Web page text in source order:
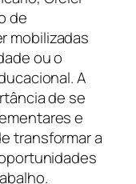
de
mobilizadas
ou o
A
de se
e
transformar a